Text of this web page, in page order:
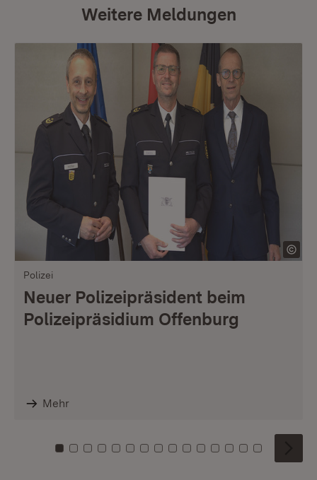
Weitere Meldungen
Polizei
Neuer Polizeipräsident beim
Polizeipräsidium Offenburg
Mehr
Zu Kachel: 0
Zu Kachel: 1
Zu Kachel: 2
Zu Kachel: 3
Zu Kachel: 4
Zu Kachel: 5
Zu Kachel: 6
Zu Kachel: 7
Zu Kachel: 8
Zu Kachel: 9
Zu Kachel: 10
Zu Kachel: 11
Zu Kachel: 12
Zu Kachel:
Zu